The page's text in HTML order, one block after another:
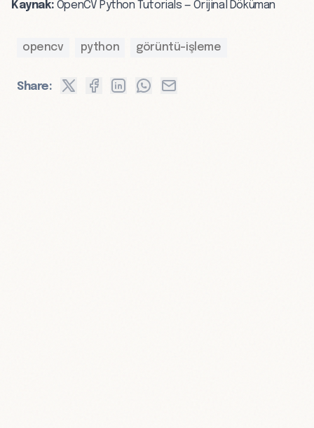
Kaynak: OpenCV Python Tutorials — Orijinal Döküman
opencv python görüntü-işleme
Share: